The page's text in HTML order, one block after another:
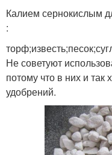
Калием сернокислым
:
Не советуют
потому что в них и
удобрений.